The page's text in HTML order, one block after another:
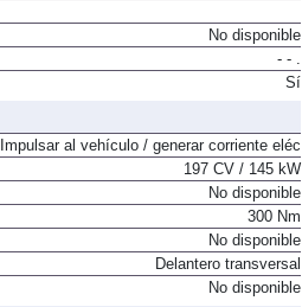
No disponible
- - .
Sí
Impulsar al vehículo / generar corriente eléc
197 CV / 145 kW
No disponible
300 Nm
No disponible
Delantero transversal
No disponible